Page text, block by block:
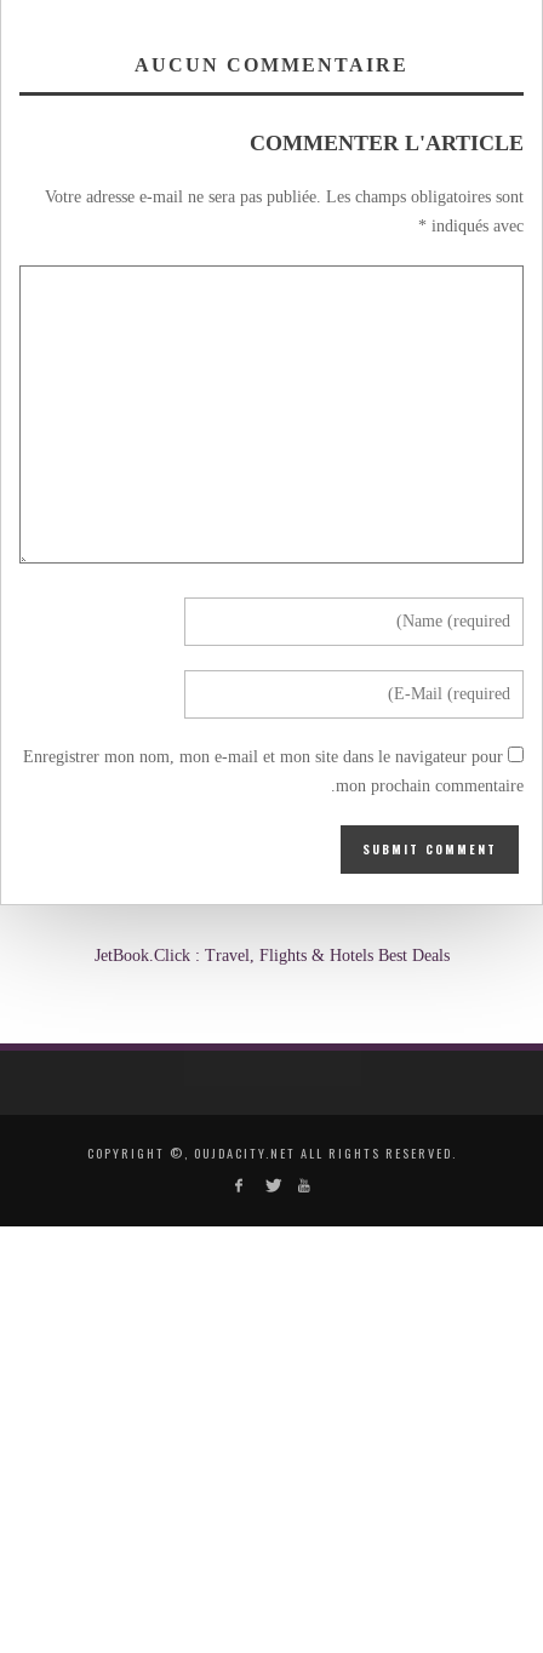
AUCUN COMMENTAIRE
COMMENTER L'ARTICLE
Votre adresse e-mail ne sera pas publiée. Les champs obligatoires sont
indiqués avec
*
Enregistrer mon nom, mon e-mail et mon site dans le navigateur pour
mon prochain commentaire.
JetBook.Click : Travel, Flights & Hotels Best Deals
COPYRIGHT ©, OUJDACITY.NET ALL RIGHTS RESERVED.